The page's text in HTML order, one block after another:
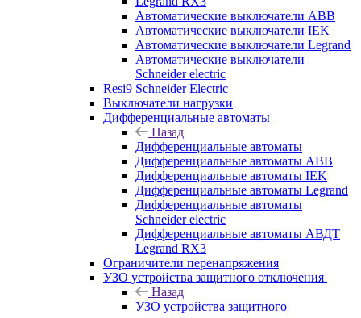
Автоматические выключатели ABB
Автоматические выключатели IEK
Автоматические выключатели Legrand
Автоматические выключатели
Schneider electric
Resi9 Schneider Electric
Выключатели нагрузки
Дифференциальные автоматы
Назад
Дифференциальные автоматы
Дифференциальные автоматы ABB
Дифференциальные автоматы IEK
Дифференциальные автоматы Legrand
Дифференциальные автоматы
Schneider electric
Дифференциальные автоматы АВДТ
Legrand RX3
Ограничители перенапряжения
УЗО устройства защитного отключения
Назад
УЗО устройства защитного